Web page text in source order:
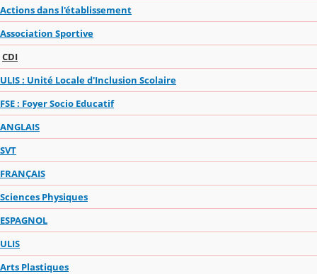
Actions dans l'établissement
Association Sportive
CDI
ULIS : Unité Locale d'Inclusion Scolaire
FSE : Foyer Socio Educatif
ANGLAIS
SVT
FRANÇAIS
Sciences Physiques
ESPAGNOL
ULIS
Arts Plastiques